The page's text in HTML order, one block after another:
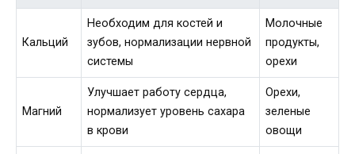
Кальций
Необходим для костей и
зубов, нормализации нервной
системы
Молочные
продукты,
орехи
Магний
Улучшает работу сердца,
нормализует уровень сахара
в крови
Орехи,
зеленые
овощи